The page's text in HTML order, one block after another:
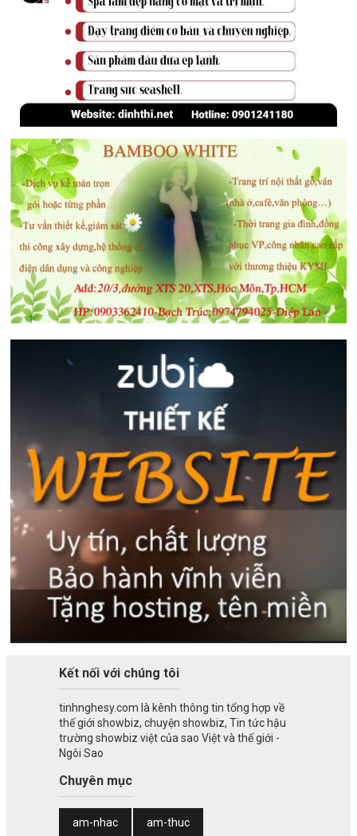
Kết nối với chúng tôi
tinhnghesy.com là kênh thông tin tổng hợp về
thế giới showbiz, chuyện showbiz, Tin tức hậu
trường showbiz việt của sao Việt và thế giới -
Ngôi Sao
Chuyên mục
am-nhac am-thuc